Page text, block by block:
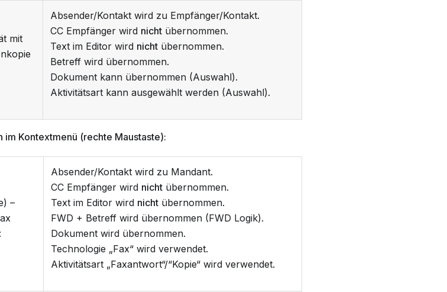
mit
Absender/Kontakt wird zu Empfänger/Kontakt.
CC Empfänger wird nicht übernommen.
Text im Editor wird nicht übernommen.
Betreff wird übernommen.
Dokument kann übernommen (Auswahl).
Aktivitätsart kann ausgewählt werden (Auswahl).
im Kontextmenü (rechte Maustaste):
–
Absender/Kontakt wird zu Mandant.
CC Empfänger wird nicht übernommen.
Text im Editor wird nicht übernommen.
FWD + Betreff wird übernommen (FWD Logik).
Dokument wird übernommen.
Technologie „Fax“ wird verwendet.
Aktivitätsart „Faxantwort“/“Kopie“ wird verwendet.